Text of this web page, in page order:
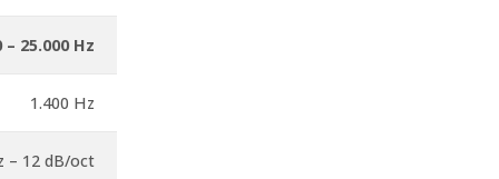
– 25.000 Hz
1.400 Hz
– 12 dB/oct